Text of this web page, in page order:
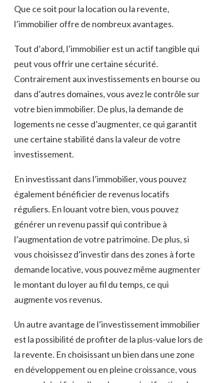
Que ce soit pour la location ou la⁣ revente,‌
l’immobilier offre de nombreux avantages.
Tout d’abord, ⁤l’immobilier est un actif tangible qui
peut vous offrir une certaine sécurité.
Contrairement aux investissements en bourse ou
‍dans d’autres domaines, vous avez le contrôle sur
votre bien⁢ immobilier. De plus, la​ demande ​de
logements ne ⁤cesse d’augmenter, ce qui garantit
⁢une ‍certaine stabilité ⁤dans la⁣ valeur de votre
investissement.
En⁢ investissant dans l’immobilier, vous pouvez
‌également ⁤bénéficier de revenus locatifs
⁤réguliers. En louant votre bien, ⁤vous pouvez
générer⁤ un revenu passif qui contribue à
l’augmentation ⁢de ⁢votre patrimoine. ⁣De‍ plus, si
vous choisissez d’investir⁤ dans des zones à forte
demande locative, vous pouvez même augmenter
le montant du⁤ loyer ⁣au fil ​du‌ temps, ce qui
augmente vos revenus.
Un autre avantage de ‌l’investissement immobilier
⁣est la‍ possibilité de profiter de la​ plus-value lors de
​la revente. ‌En choisissant un bien dans une zone
en ​développement ou‍ en pleine croissance, vous